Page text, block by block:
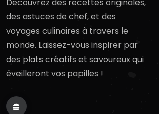
des astuces de chef, et des
voyages culinaires à travers le
monde. Laissez-vous inspirer par
des plats créatifs et savoureux qui
éveilleront vos papilles !